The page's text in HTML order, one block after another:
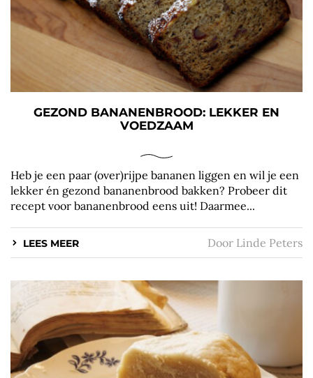
GEZOND BANANENBROOD: LEKKER EN
VOEDZAAM
Heb je een paar (over)rijpe bananen liggen en wil je een
lekker én gezond bananenbrood bakken? Probeer dit
recept voor bananenbrood eens uit! Daarmee...
LEES MEER Door Linde Peters